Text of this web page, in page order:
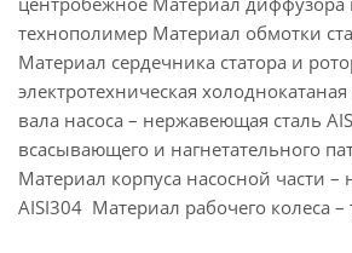
технополимер Материал обмотки
Материал сердечника статора и
электротехническая
вала насоса – нержавеющая сталь
всасывающего и нагнетательного
Материал корпуса насосной части
AISI304 Материал рабочего колеса